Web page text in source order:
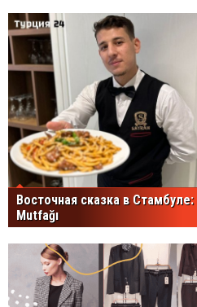
Восточная сказка в
Mutfağı